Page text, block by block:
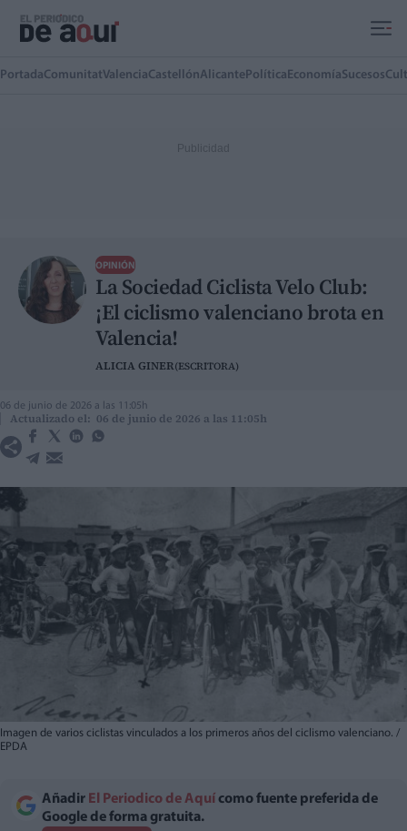
PortadaComunitatValenciaCastellónAlicante Política EconomíaSucesos
La Sociedad Ciclista Velo Club:
¡El ciclismo valenciano brota en
Valencia!
OPINIÓN
ALICIA GINER(ESCRITORA)
06 de junio de 2026 a las 11:05h
Actualizado el: 06 de junio de 2026 a las 11:05h
Imagen de varios ciclistas vinculados a los primeros años del ciclismo valenciano. /
EPDA
Añadir El Periodico de Aquí como fuente preferida de
Google de forma gratuita.